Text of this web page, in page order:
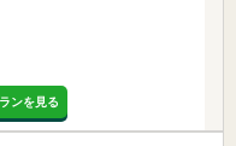
ンを見る